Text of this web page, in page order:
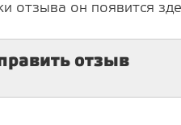
отзыва он появится
отзыв